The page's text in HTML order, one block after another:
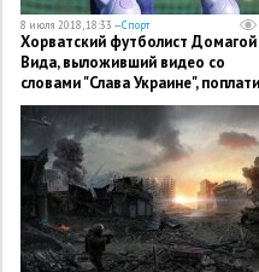
8 июля 2018, 18:33 —Спорт
Хорватский футболист Домагой
Вида, выложивший видео со
словами "Слава Украине",
за свой поступок – заявление